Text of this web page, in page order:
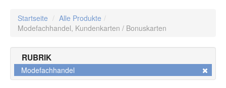
Startseite / Alle Produkte /
Modefachhandel, Kundenkarten / Bonuskarten
RUBRIK
Modefachhandel